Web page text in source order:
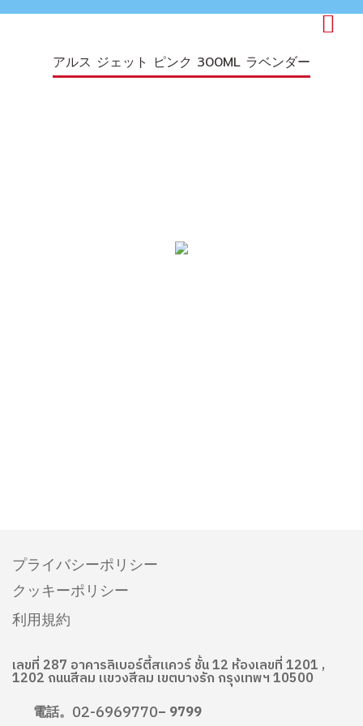
アルス ジェット ピンク 300ML ラベンダー
プライバシーポリシー
クッキーポリシー
利用規約
เลขที่ 287 อาคารลิเบอร์ตี้สแควร์ ชั้น 12 ห้องเลขที่ 1201 ,
1202 ถนนสีลม แขวงสีลม เขตบางรัก กรุงเทพฯ 10500
電話。 02-6969770– 9799